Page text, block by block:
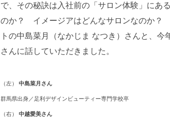
で、その秘訣は入社前の「サロン体験」にあ
のか？ イメージアはどんなサロンなのか？
トの中島菜月（なかじま なつき）さんと、今
さんに話していただきました。
（左） 中島菜月さん
群馬県出身／足利デザインビューティー専門学校卒
（右） 中越愛美さん